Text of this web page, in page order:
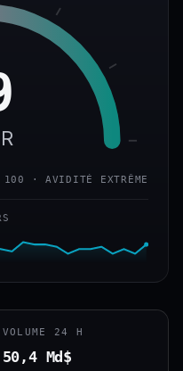
100 · AVIDITÉ EXTRÊME
VOLUME 24 H
50,4 Md$